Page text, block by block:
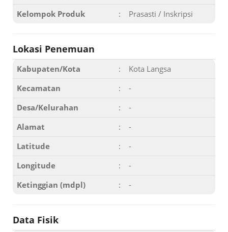
Kelompok Produk
: Prasasti / Inskripsi
Lokasi Penemuan
Kabupaten/Kota :
Kota Langsa
Kecamatan
:
-
Desa/Kelurahan
:
-
Alamat
:
-
Latitude
:
-
Longitude
:
-
Ketinggian (mdpl)
: -
Data Fisik